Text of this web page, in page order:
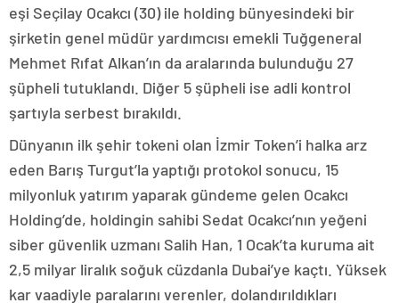
eşi Seçilay Ocakcı (30) ile holding bünyesindeki bir
şirketin genel müdür yardımcısı emekli Tuğgeneral
Mehmet Rıfat Alkan’ın da aralarında bulunduğu 27
şüpheli tutuklandı. Diğer 5 şüpheli ise adli kontrol
şartıyla serbest bırakıldı.
Dünyanın ilk şehir tokeni olan İzmir Token’i halka arz
eden Barış Turgut’la yaptığı protokol sonucu, 15
milyonluk yatırım yaparak gündeme gelen Ocakcı
Holding’de, holdingin sahibi Sedat Ocakcı’nın yeğeni
siber güvenlik uzmanı Salih Han, 1 Ocak’ta kuruma ait
2,5 milyar liralık soğuk cüzdanla Dubai’ye kaçtı. Yüksek
kar vaadiyle paralarını verenler, dolandırıldıkları